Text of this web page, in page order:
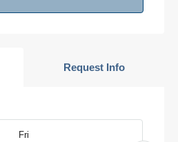
Request Info
Fri